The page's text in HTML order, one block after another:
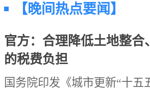
【晚间热点要闻】
官方：合理降低土地整合
的税费负担
国务院印发《城市更新“十五